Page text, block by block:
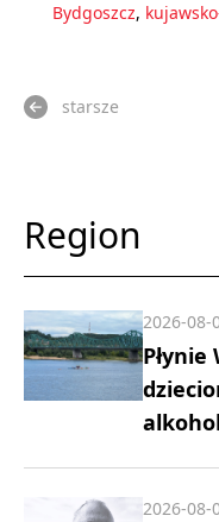
Bydgoszcz,
starsze
Region
Płynie
2026-08-
2026-08-